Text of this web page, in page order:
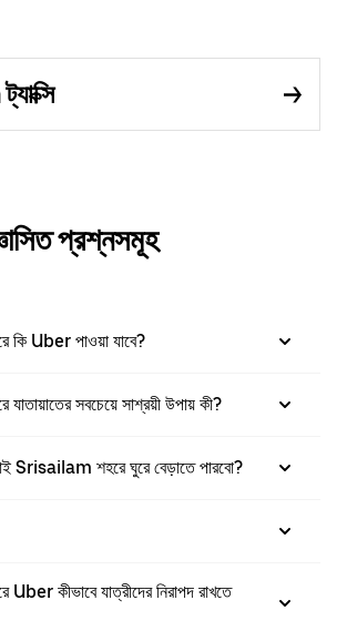
প্রশ্নসমূহ
Uber পাওয়া যাবে?
সবচেয়ে সাশ্রয়ী উপায় কী?
Srisailam শহরে ঘুরে বেড়াতে পারবো?
কীভাবে যাত্রীদের নিরাপদ রাখতে